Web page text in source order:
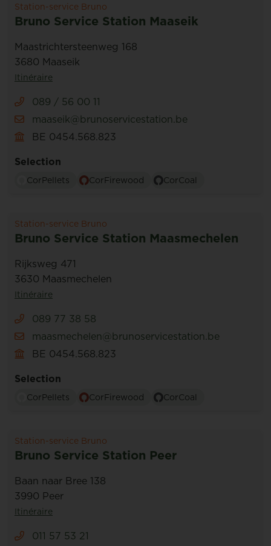
Station-service Bruno
Bruno Service Station Maaseik
Maastrichtersteenweg 168
3680 Maaseik
Itinéraire
089 / 56 00 11
maaseik@brunoservicestation.be
BE 0454.568.823
Selection
CorPellets CorFirewood CorCoal
Station-service Bruno
Bruno Service Station Maasmechelen
Rijksweg 471
3630 Maasmechelen
Itinéraire
089 77 38 58
maasmechelen@brunoservicestation.be
BE 0454.568.823
Selection
CorPellets CorFirewood CorCoal
Station-service Bruno
Bruno Service Station Peer
Baan naar Bree 138
3990 Peer
Itinéraire
011 57 53 21